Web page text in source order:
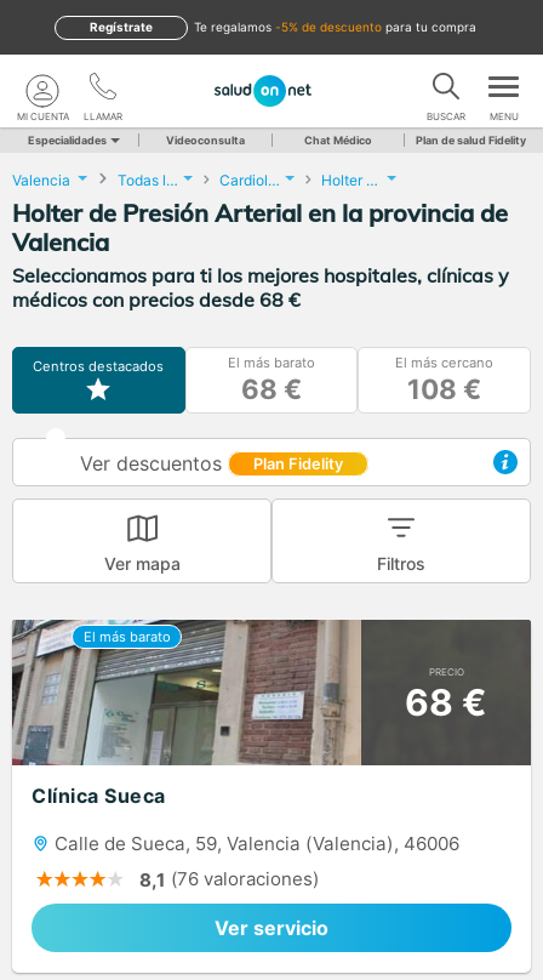
te regalamos -5% de descuento para tu compra
Regístrate
LLAMAR
MI CUENTA BUSCAR MENU
Especialidades Videoconsulta Chat Médico Plan de salud Fidelity
Valencia Todas las localidades Cardiología Holter de Presión Arterial
Holter de Presión Arterial en la provincia de
Valencia
Seleccionamos para ti los mejores hospitales, clínicas y
médicos con precios desde 68 €
Centros destacados El más barato
68 €
El más cercano
108 €
Ver descuentos Plan Fidelity
Ver mapa Filtros
PRECIO
68 €
Clínica Sueca
Calle de Sueca, 59, Valencia (Valencia), 46006
8,1 (76 valoraciones)
Ver servicio